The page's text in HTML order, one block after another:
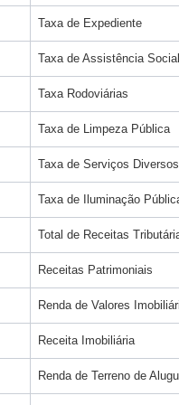
Taxa de Expediente
Taxa de Assistência Social
Taxa Rodoviárias
Taxa de Limpeza Pública
Taxa de Serviços Diversos
Taxa de Iluminação
Total de Receitas
Receitas Patrimoniais
Renda de Valores
Receita Imobiliária
Renda de Terreno de